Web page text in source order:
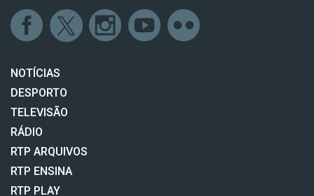
NOTÍCIAS
DESPORTO
TELEVISÃO
RÁDIO
RTP ARQUIVOS
RTP ENSINA
RTP PLAY